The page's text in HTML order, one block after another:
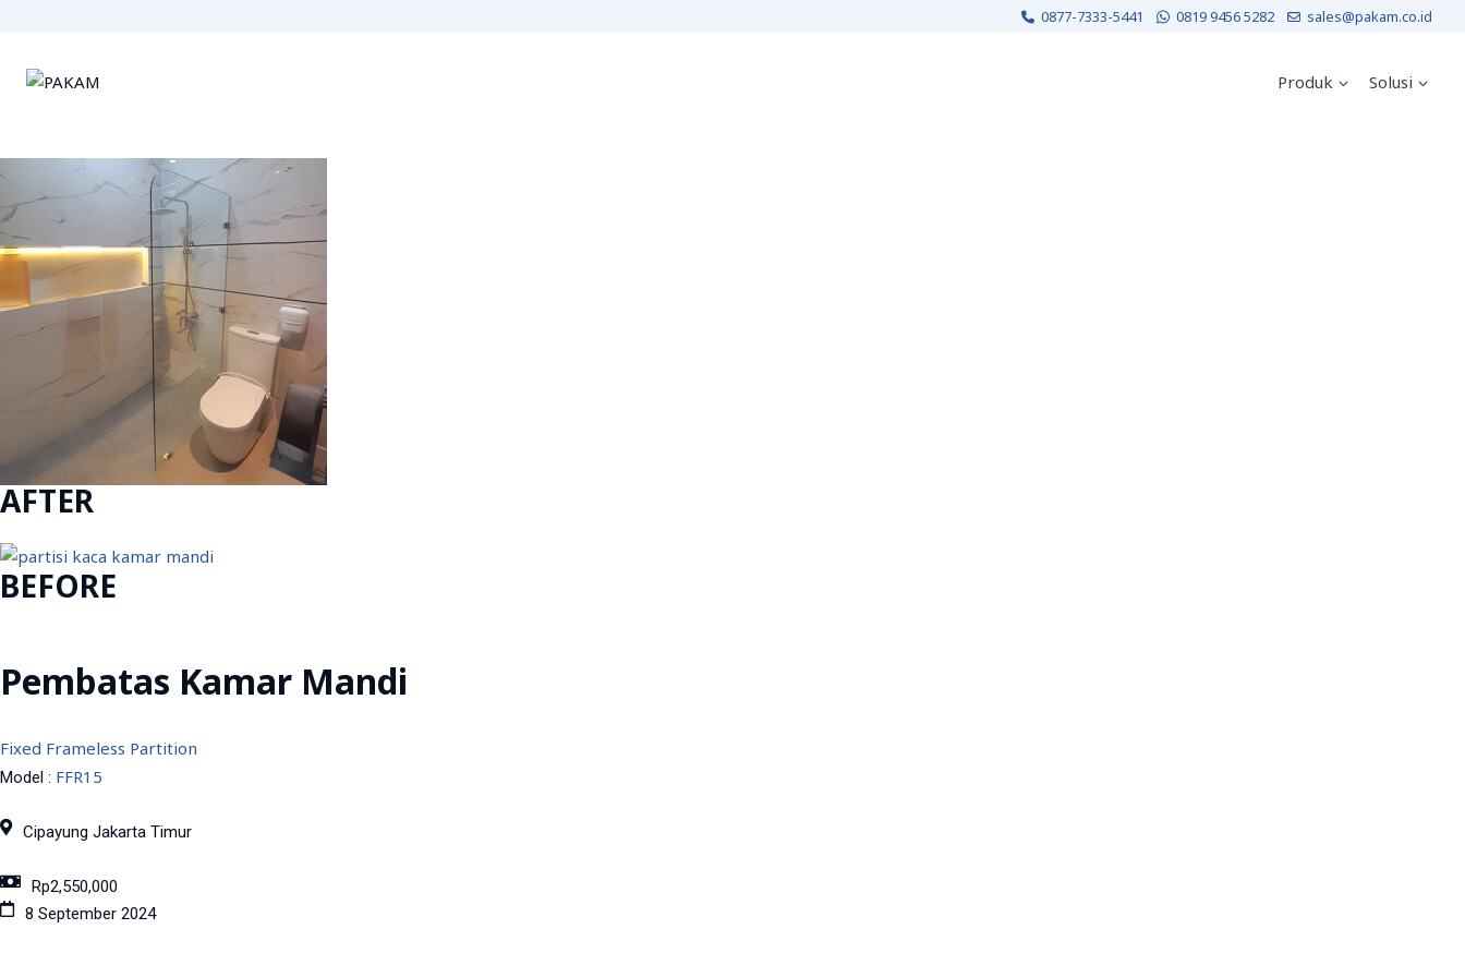
0877-7333-5441 0819 9456 5282 sales@pakam.co.id
Produk Solusi
AFTER
BEFORE
Pembatas Kamar Mandi
Fixed Frameless Partition
Model : FFR15
Cipayung Jakarta Timur
Rp2,550,000
8 September 2024